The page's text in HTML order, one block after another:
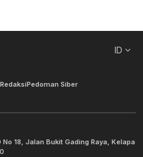
ID
Pedoman Siber
18, Jalan Bukit Gading Raya, Kelapa